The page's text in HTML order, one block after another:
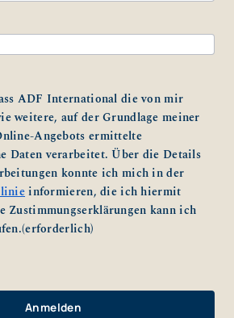
ADF International die von mir
weitere, auf der Grundlage meiner
Angebots ermittelte
Daten verarbeitet. Über die Details
konnte ich mich in der
informieren, die ich hiermit
Zustimmungserklärungen kann ich
(erforderlich)